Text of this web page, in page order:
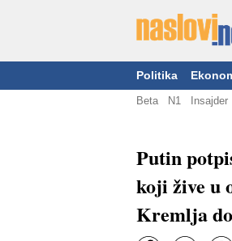
Politika
Beta N1 Insajder
Putin
koji žive u
Kremlja